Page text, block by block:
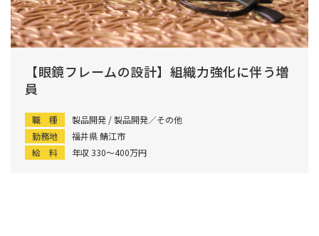
【眼鏡フレームの設計】組織力強化に伴う増
員
職 種
製品開発 / 製品開発／その他
勤務地
福井県 鯖江市
給 料
年収 330〜400万円